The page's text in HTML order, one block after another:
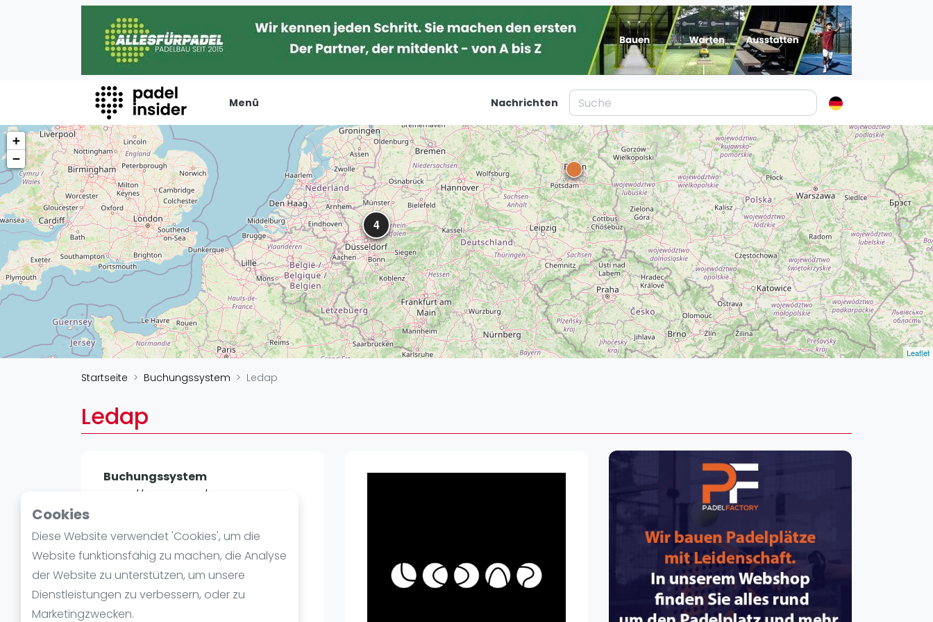
Cookies
Diese Website verwendet 'Cookies', um die
Website funktionsfähig zu machen, die Analyse
der Website zu unterstützen, um unsere
Dienstleistungen zu verbessern, oder zu
Marketingzwecken.
Menü
Padel Insider
Home
Padelstandorte
Organisationen
Buchungssysteme
Padel-Shops
Padel-Marken
Padelplatzbauer
Verschiedenes
Veranstaltungen
Turniere
International
Playtomic
Ranking
Männer
Frauen
FIP Männer
FIP Frauen
Blog
Was ist padel
Die Geschichte von Padel
Regeln und Punktzählung
Padel Schläge
Bandeja - Vibora
Video
Padel Basistechnik
Padelstädte
Berlin
Hamburg
München
Köln
Frankfurt am Main
Stuttgart
Düsseldorf
Leipzig
Dortmund
Essen
Login
Nachrichten
4
+
−
Leaflet
Startseite Buchungssystem Ledap
Ledap
Buchungssystem
https://ledap.com/